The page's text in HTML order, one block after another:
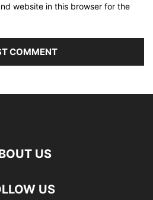
website in this browser for the
US
US